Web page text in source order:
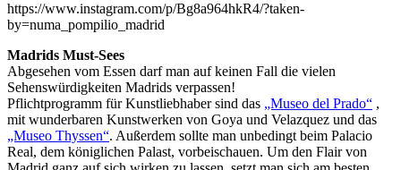
https://www.instagram.com/p/Bg8a964hkR4/?taken-
by=numa_pompilio_madrid
Madrids Must-Sees
Abgesehen vom Essen darf man auf keinen Fall die vielen
Sehenswürdigkeiten Madrids verpassen!
Pflichtprogramm für Kunstliebhaber sind das „Museo del Prado“ ,
mit wunderbaren Kunstwerken von Goya und Velazquez und das
„Museo Thyssen“. Außerdem sollte man unbedingt beim Palacio
Real, dem königlichen Palast, vorbeischauen. Um den Flair von